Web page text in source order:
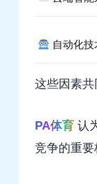
自动化技
这些因素共
PA体育 认
竞争的重要